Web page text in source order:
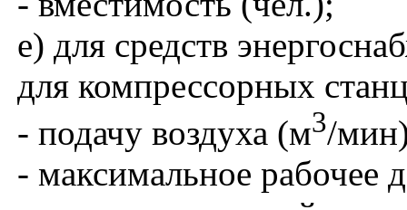
е) для средств
для компрессорных
- подачу воздуха (м3/
- максимальное рабочее